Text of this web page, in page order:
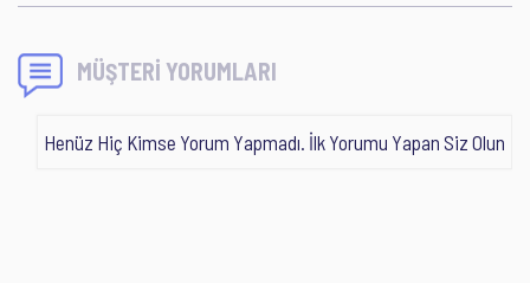
MÜŞTERİ YORUMLARI
Henüz Hiç Kimse Yorum Yapmadı. İlk Yorumu Yapan Siz Olun